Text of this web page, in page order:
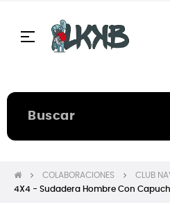
Navegación
☰
COLABORACIONES CLUB
4X4 - Sudadera Hombre Con